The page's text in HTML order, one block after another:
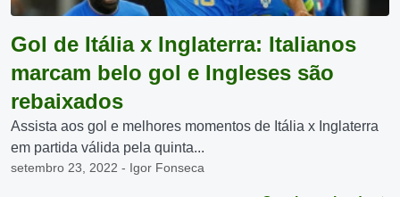
Gol de Itália x Inglaterra: Italianos
marcam belo gol e Ingleses são
rebaixados
Assista aos gol e melhores momentos de Itália x Inglaterra
em partida válida pela quinta...
setembro 23, 2022 - Igor Fonseca